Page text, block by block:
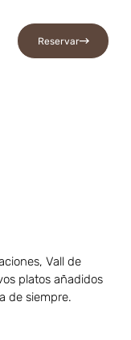
Reservar
Vall de
platos añadidos
de siempre.